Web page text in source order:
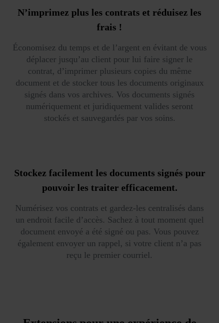
N’imprimez plus les contrats et réduisez les
frais !
Économisez du temps et de l’argent en évitant de vous
déplacer jusqu’au client pour lui faire signer le
contrat, d’imprimer plusieurs copies du même
document et de stocker tous les documents originaux
signés dans vos archives. Vos documents signés
numériquement et juridiquement valides seront
stockés et sauvegardés par vos soins.
Stockez facilement les documents signés pour
pouvoir les traiter efficacement.
Numérisez vos contrats et gardez-les centralisés dans
un endroit facile d’accès. Sachez à tout moment quel
document envoyé a été signé ou pas. Vous pouvez
également envoyer un rappel, si votre client n’a pas
reçu le premier courriel.